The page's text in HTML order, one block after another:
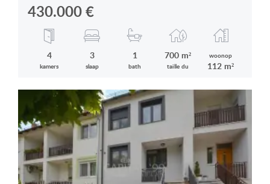
430.000€
4
kamers
3
slaap
1
bath
700 m²
taille du
woonop
112 m²